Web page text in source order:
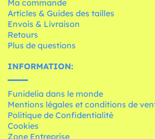
Ma commande
Articles & Guides des tailles
Envois & Livraison
Retours
Plus de questions
INFORMATION:
Funidelia dans le monde
Mentions légales et conditions de
Politique de Confidentialité
Cookies
Zone Entreprise